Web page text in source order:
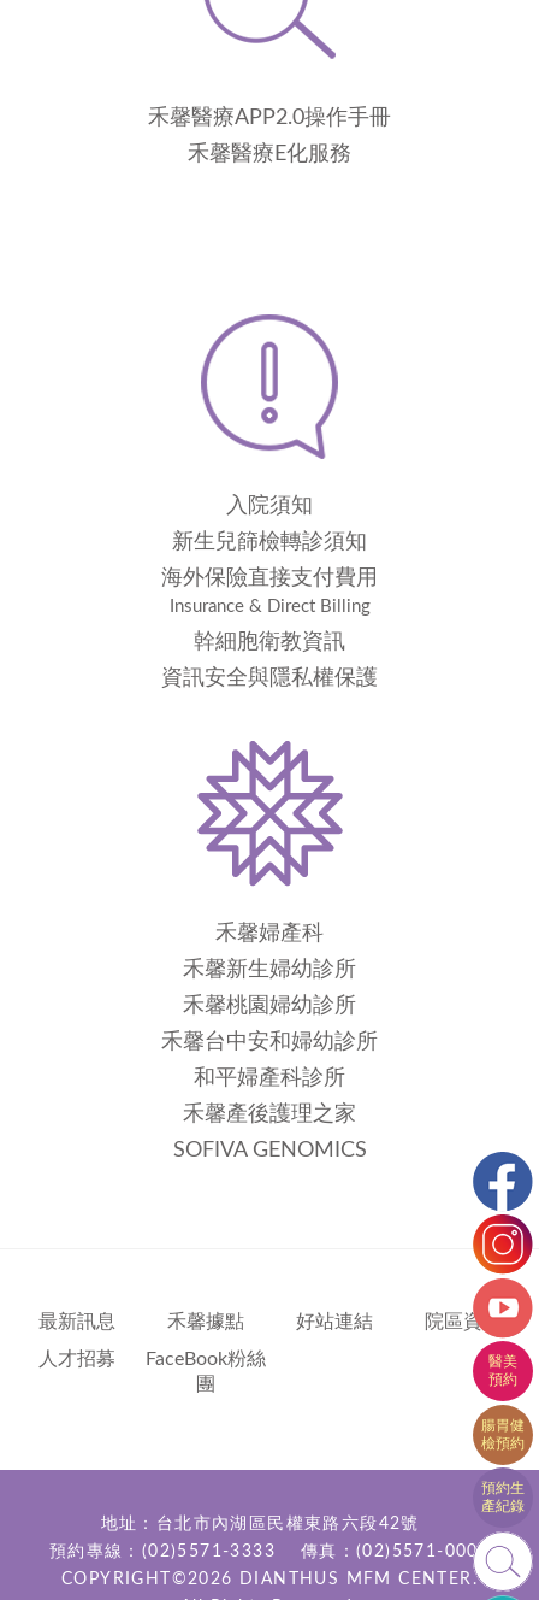
禾馨醫療APP2.0操作手冊
禾馨醫療E化服務
入院須知
新生兒篩檢轉診須知
海外保險直接支付費用
Insurance & Direct Billing
幹細胞衛教資訊
資訊安全與隱私權保護
禾馨婦產科
禾馨新生婦幼診所
禾馨桃園婦幼診所
禾馨台中安和婦幼診所
和平婦產科診所
禾馨產後護理之家
SOFIVA GENOMICS
最新訊息 禾馨據點 好站連結
院區資訊
人才招募
FaceBook粉絲
團
地址：台北市內湖區民權東路六段42號
預約專線： (02)5571-3333
傳真：(02)5571-0000
COPYRIGHT©2026
DIANTHUS MFM CENTER.